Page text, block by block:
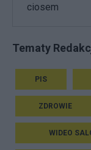
ciosem
Tematy
PIS
ZDROWIE
WIDEO